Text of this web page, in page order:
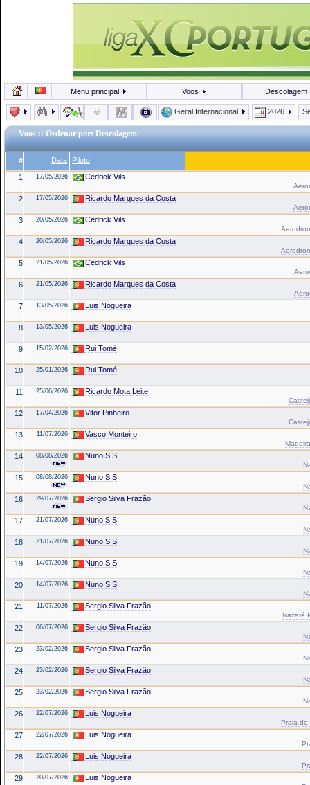
Menu principal Voos Descolagem
Geral Internacional 2026
Voos :: Ordenar por: Descolagem
# Data Piloto
1 17/05/2026 Cedrick Vils
2 17/05/2026 Ricardo Marques da Costa
3 20/05/2026 Cedrick Vils
4 20/05/2026 Ricardo Marques da Costa
5 21/05/2026 Cedrick Vils
6 21/05/2026 Ricardo Marques da Costa
7 13/05/2026 Luis Nogueira
8 13/05/2026 Luis Nogueira
9 15/02/2026 Rui Tomé
10 25/01/2026 Rui Tomé
11 25/06/2026 Ricardo Mota Leite
12 17/04/2026 Vitor Pinheiro
13 11/07/2026 Vasco Monteiro
14 08/08/2026 Nuno S S
15 08/08/2026 Nuno S S
16 29/07/2026 Sergio Silva Frazão
17 21/07/2026 Nuno S S
18 21/07/2026 Nuno S S
19 14/07/2026 Nuno S S
20 14/07/2026 Nuno S S
21 11/07/2026 Sergio Silva Frazão
Nazaré
22 06/07/2026 Sergio Silva Frazão
23 23/02/2026 Sergio Silva Frazão
24 23/02/2026 Sergio Silva Frazão
25 23/02/2026 Sergio Silva Frazão
26 22/07/2026 Luis Nogueira
Praia do
27 22/07/2026 Luis Nogueira
28 22/07/2026 Luis Nogueira
29 20/07/2026 Luis Nogueira